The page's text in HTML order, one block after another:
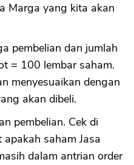
Marga yang kita akan
pembelian dan jumlah
= 100 lembar saham.
menyesuaikan dengan
akan dibeli.
pembelian. Cek di
saham Jasa
dalam antrian order